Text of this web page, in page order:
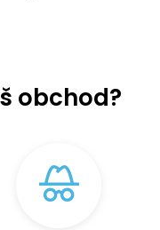
obchod?